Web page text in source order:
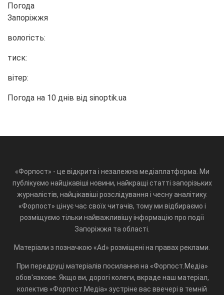
Погода
Запоріжжя
вологість:
тиск:
вітер:
Погода на 10 днів від sinoptik.ua
«Форпост» - це відкрита і незалежна медіаплатформа. Ми
публікуємо найцікавіші новини, найкращі статті запорізьких
журналістів, найцікавіші розслідування і чесну аналітику.
«Форпост» цінує час своїх читачів, тому ми відбираємо і
розміщуємо тільки найважливішу інформацію про події
Запоріжжя та області.
Матеріали з позначкою «Ad» розміщені на правах реклами.
При передруці матеріалів посилання на «Форпост.Медіа»
обов'язкове. Якщо ви, дорогі колеги, вкраде наш матеріал,
колектив «Форпост.Медіа» зустріне вас ввечері в темній